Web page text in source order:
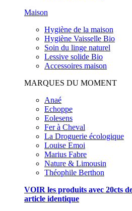
Maison
Hygiène de la maison
Hygiène Vaisselle Bio
Soin du linge naturel
Lessive solide Bio
Accessoires maison
MARQUES DU MOMENT
Anaé
Echoppe
Eolesens
Fer à Cheval
La Droguerie écologique
Louise Emoi
Marius Fabre
Nature & Limousin
Théophile Berthon
VOIR les produits avec 20cts
article identique